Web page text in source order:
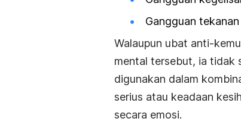
Gangguan
Walaupun ubat anti-
mental tersebut, ia tidak
digunakan dalam
serius atau keadaan
secara emosi.